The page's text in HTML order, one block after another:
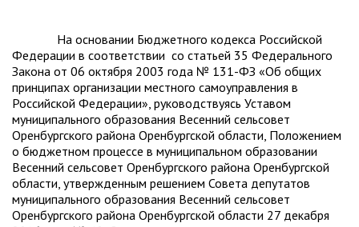
На основании Бюджетного кодекса Российской
Федерации в соответствии со статьей 35 Федерального
Закона от 06 октября 2003 года № 131-ФЗ «Об общих
принципах организации местного самоуправления в
Российской Федерации», руководствуясь Уставом
муниципального образования Весенний сельсовет
Оренбургского района Оренбургской области, Положением
о бюджетном процессе в муниципальном образовании
Весенний сельсовет Оренбургского района Оренбургской
области, утвержденным решением Совета депутатов
муниципального образования Весенний сельсовет
Оренбургского района Оренбургской области 27 декабря